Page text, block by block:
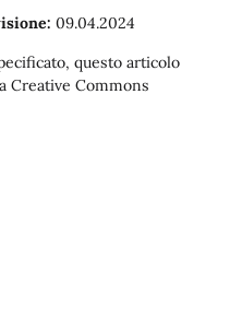
09.04.2024
questo articolo
Creative Commons